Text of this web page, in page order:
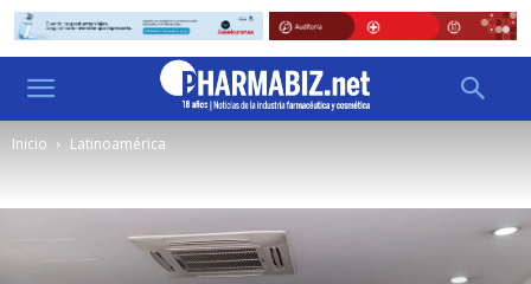
Inicio Latinoamérica